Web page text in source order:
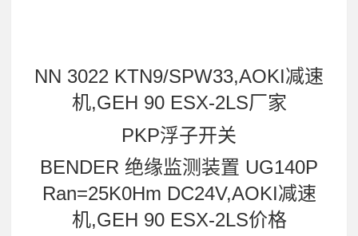
NN 3022 KTN9/SPW33,AOKI减速
机,GEH 90 ESX-2LS厂家
PKP浮子开关
BENDER 绝缘监测装置 UG140P
Ran=25K0Hm DC24V,AOKI减速
机,GEH 90 ESX-2LS价格